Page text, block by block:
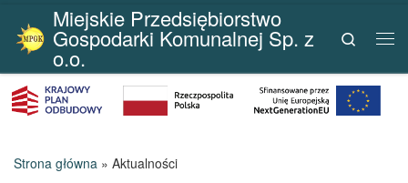
Przejdź do treści
Miejskie Przedsiębiorstwo
Gospodarki Komunalnej Sp. z
o.o.
Search
Strona główna » Aktualności